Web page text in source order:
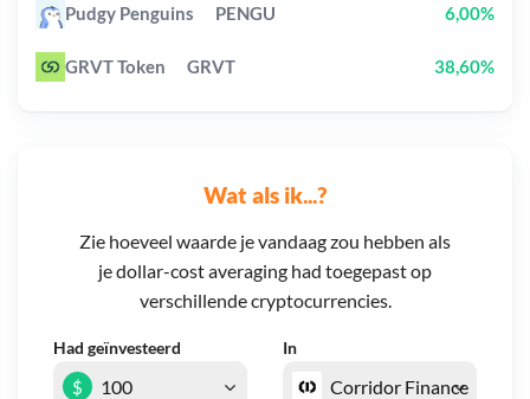
Wat als ik...?
Zie hoeveel waarde je vandaag zou hebben als
je dollar-cost averaging had toegepast op
verschillende cryptocurrencies.
Had geïnvesteerd In
$
Pudgy Penguins PENGU 6,00%
GRVT Token GRVT 38,60%